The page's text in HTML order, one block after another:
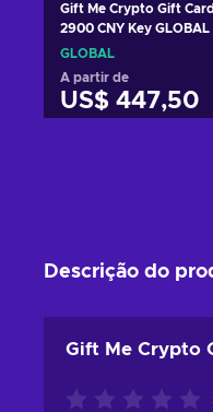
Gift Me Crypto Gift
2900 CNY Key GLOBAL
GLOBAL
A partir de
US$ 447,50
Descrição do
Gift Me Crypto